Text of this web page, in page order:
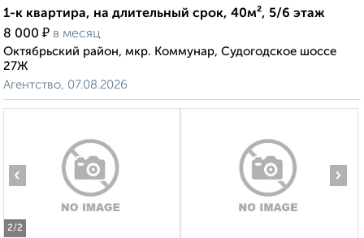
1-к квартира, на длительный срок, 40м², 5/6 этаж
8 000 ₽ в месяц
Октябрьский район, мкр. Коммунар, Судогодское шоссе
27Ж
Агентство, 07.08.2026
2/2
‹ ›